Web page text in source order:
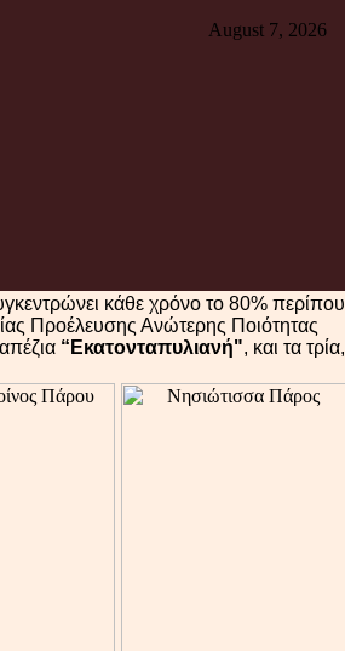
August 7, 2026
κάθε χρόνο το 80% περίπου
Προέλευσης Ανώτερης Ποιότητας
“Εκατονταπυλιανή", και τα τρία,